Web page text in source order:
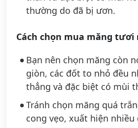
thường do đã bị ươn.
Cách chọn mua măng tươi
Bạn nên chọn măng còn
giòn, các đốt to nhỏ đều
thẳng và đặc biệt có mùi
Tránh chọn măng quá
cong vẹo, xuất hiện